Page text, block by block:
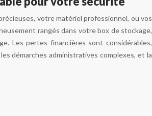
votre matériel professionnel, ou vos
rangés dans votre box de stockage,
Les pertes financières sont considérables,
démarches administratives complexes, et la